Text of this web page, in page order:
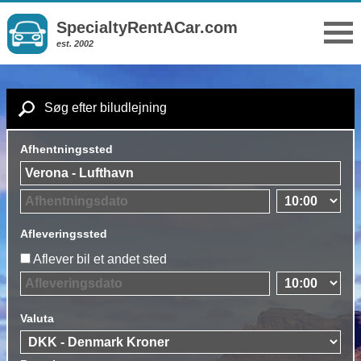
SpecialtyRentACar.com
est. 2002
Søg efter biludlejning
Afhentningssted
Afleveringssted
Aflever bil et andet sted
Valuta